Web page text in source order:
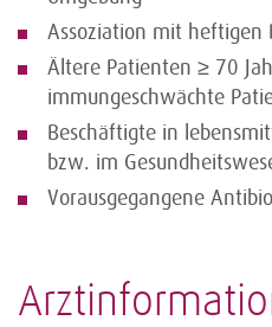
Assoziation mit heftigen
Ältere Patienten ≥ 70
immungeschwächte
Beschäftigte in
bzw. im
Vorausgegangene